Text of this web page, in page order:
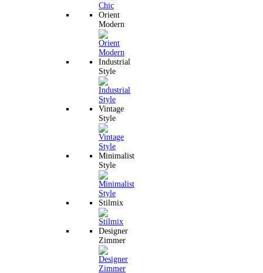
Orient
Modern
Industrial
Style
Vintage
Style
Minimalist
Style
Stilmix
Designer
Zimmer